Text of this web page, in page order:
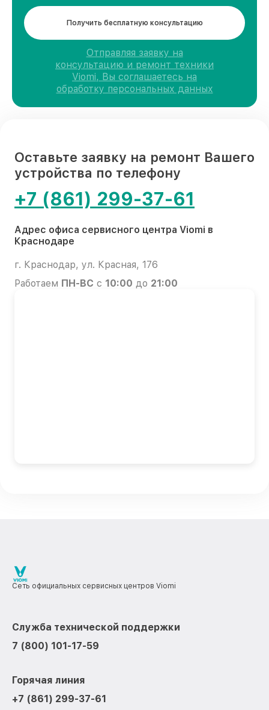
Получить бесплатную консультацию
Отправляя заявку на
консультацию и ремонт техники
Viomi, Вы соглашаетесь на
обработку персональных данных
Оставьте заявку на ремонт Вашего
устройства по телефону
+7 (861) 299-37-61
Адрес офиса сервисного центра Viomi в
Краснодаре
г. Краснодар, ул. Красная, 176
Работаем ПН-ВС с 10:00 до 21:00
Сеть официальных сервисных центров Viomi
Служба технической поддержки
7 (800) 101-17-59
Горячая линия
+7 (861) 299-37-61